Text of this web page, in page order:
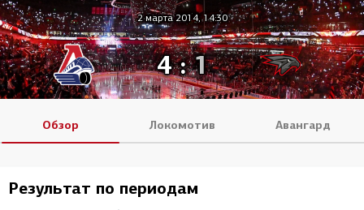
2 марта 2014, 14:30
4:1
Обзор Локомотив Авангард
Результат по периодам